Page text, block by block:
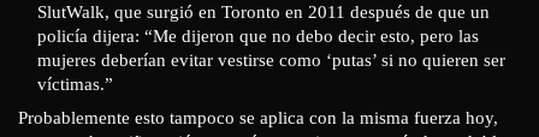
SlutWalk, que surgió en Toronto en 2011 después de que un
policía dijera: “Me dijeron que no debo decir esto, pero las
mujeres deberían evitar vestirse como ‘putas’ si no quieren ser
víctimas.”
Probablemente esto tampoco se aplica con la misma fuerza hoy,